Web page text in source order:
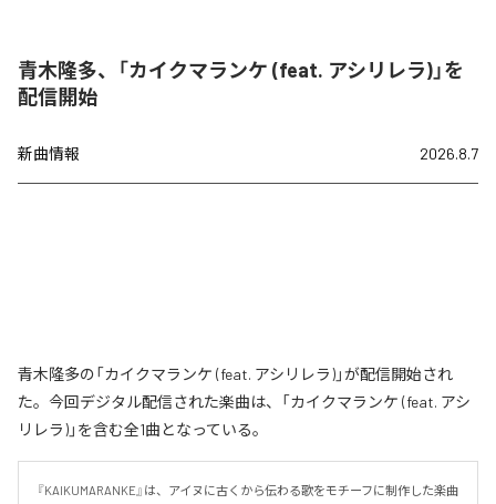
青木隆多、「カイクマランケ (feat. アシリレラ)」を
配信開始
新曲情報 2026.8.7
青木隆多の「カイクマランケ (feat. アシリレラ)」が配信開始され
た。今回デジタル配信された楽曲は、「カイクマランケ (feat. アシ
リレラ)」を含む全1曲となっている。
『KAIKUMARANKE』は、アイヌに古くから伝わる歌をモチーフに制作した楽曲